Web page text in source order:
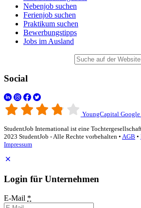
Nebenjob suchen
Ferienjob suchen
Praktikum suchen
Bewerbungstipps
Jobs im Ausland
Social
YoungCapital Google
StudentJob International ist eine
2023 StudentJob - Alle Rechte vorbehalten • AGB •
Impressum
Login für Unternehmen
E-Mail *